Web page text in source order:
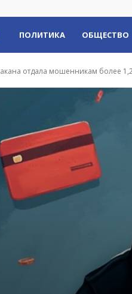
Пульс
Хакасии
ПОЛИТИКА ОБЩЕСТВО
отдала мошенникам более